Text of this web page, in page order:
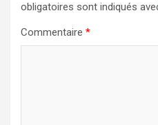
obligatoires sont indiqués
Commentaire *